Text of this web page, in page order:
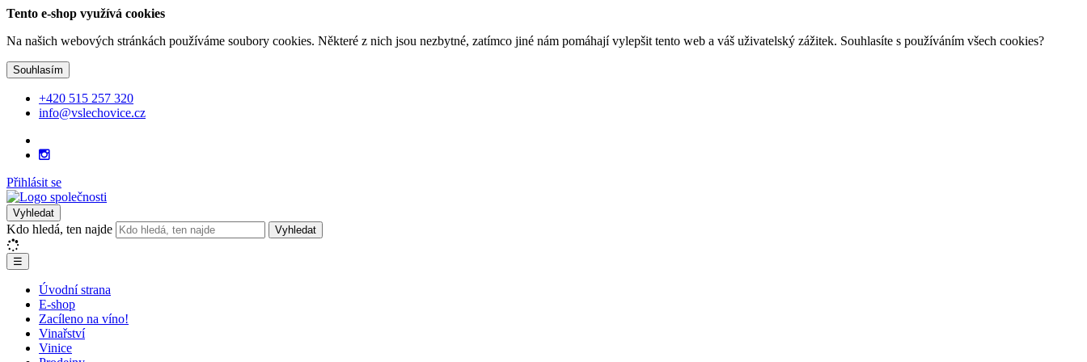
Tento e-shop využívá cookies
Na našich webových stránkách používáme soubory cookies. Některé z nich jsou nezbytné, zatímco jiné nám pomáhají vylepšit tento web a váš uživatelský zážitek. Souhlasíte s používáním všech cookies?
Souhlasím
+420 515 257 320
info@vslechovice.cz
Přihlásit se
Vyhledat
Kdo hledá, ten najde Vyhledat
☰
Úvodní strana
E-shop
Zacíleno na víno!
Vinařství
Vinice